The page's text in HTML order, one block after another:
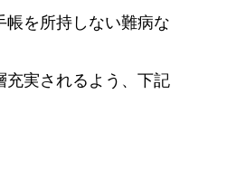
を所持しない難病な
充実されるよう、下記